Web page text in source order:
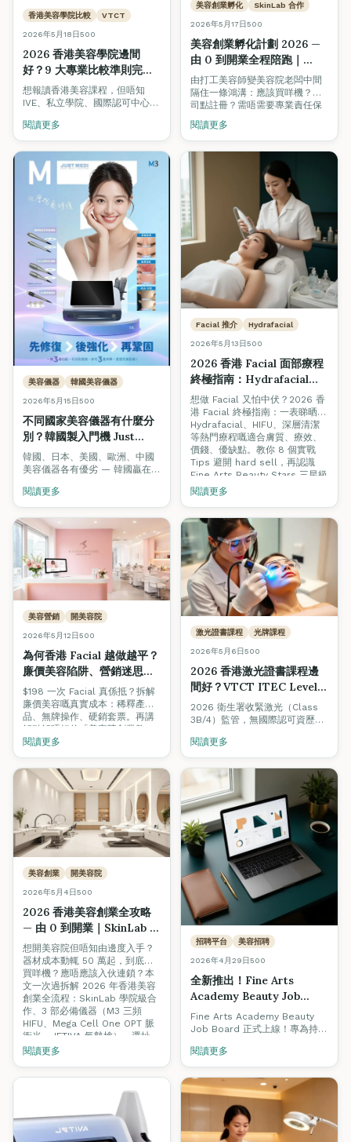
香港美容學院比較 VTCT
2026年5月18日500
2026 香港美容學院邊間
好？9 大專業比較準則完整
指南（VTCT・ITEC・
TQUK 認證學院實用對照）
想報讀香港美容課程，但唔知
IVE、私立學院、國際認可中心之
則（國際認證、班級規模、考試
合格率、光牌可否、就業支援、
韓國證書、價格透明度、開課保
證、教學語言）幫你建立揀學院
嘅完整框架，並附上 Fine Arts
International Academy 嘅實際
數據作對照參考。
閱讀更多
美容創業孵化 SkinLab 合作
2026年5月17日500
美容創業孵化計劃 2026 —
由 0 到開業全程陪跑｜
SkinLab 贊助・Fine Arts
Academy 認可
由打工美容師變美容院老闆中間
隔住一條鴻溝：應該買咩機？公
司點註冊？需唔需要專業責任保
險？租邊區先有客？我哋全新推
出嘅「美容創業孵化計劃」由
SkinLab 贊助器材優惠，Fine
由器材採購、公司註冊、商業保
險、選址，到客源建立全程陪
閱讀更多
美容儀器 韓國美容儀器
2026年5月15日500
不同國家美容儀器有什麼分
別？韓國製入門機 Just
Medi M3 為什麼最適合香
港女生和小本美容院？
韓國、日本、美國、歐洲、中國
美容儀器各有優劣 — 韓國贏在
佳平衡。深入評測韓國製 Just
Medi M3 三合一入門機（雙頻聲
波 + HIFU + RF），點解最啱香
港女生同小本美容院。
閱讀更多
Facial 推介 Hydrafacial
2026年5月13日500
2026 香港 Facial 面部療程
終極指南：Hydrafacial、
HIFU、深層清潔邊個適合
你？+ 避開 Hard Sell 美容
院實戰 Tips
想做 Facial 又怕中伏？2026 香
港 Facial 終極指南：一表睇晒
Hydrafacial、HIFU、深層清潔
等熱門療程嘅適合膚質、療效、
價錢、優缺點。教你 8 個實戰
Tips 避開 hard sell，再認識
Fine Arts Beauty Stars 三星級
美容院認證制度，揀店唔再靠彩
數。
閱讀更多
美容營銷 開美容院
2026年5月12日500
為何香港 Facial 越做越平？
廉價美容陷阱、營銷迷思與
如何選擇值得信任的美容院
（2026 完整指南）
$198 一次 Facial 真係抵？拆解
廉價美容嘅真實成本：稀釋產
品、無牌操作、硬銷套票。再講
解點解唔好信「美容院創業教
練」（利益衝突太明顯），以及
零franchise的官方指南 — Fine
Arts Beauty Stars。
閱讀更多
激光證書課程 光牌課程
2026年5月6日500
2026 香港激光證書課程邊
間好？VTCT ITEC Level 4
光牌完全攻略 + Mega Cell
One 實機教學
2026 衛生署收緊激光（Class
3B/4）監管，無國際認可資歷的
清香港激光證書課程邊間好、
VTCT ITEC Level 4 點解係黃金
標準、$9999 限時優惠、加埋
Mega Cell One 真機實操（OPT
平頂脈衝、7 種濾光片、藍寶石
-3°C 冰點冷凍）— 由零基礎到
考牌、入行、開店一文搞掂。
閱讀更多
美容創業 開美容院
2026年5月4日500
2026 香港美容創業全攻略
— 由 0 到開業｜SkinLab 器
材合作、3 部必備機、選址
（附 5 月 18 日 Open Day
報名）
想開美容院但唔知由邊度入手？
器材成本動輒 50 萬起，到底要
買咩機？應唔應該入伙連鎖？本
文一次過拆解 2026 年香港美容
創業全流程：SkinLab 學院級合
作、3 部必備儀器（M3 三頻
HIFU、Mega Cell One OPT 脈
衝光、JETIVA 氣墊槍）、選址、
客源建立。5/18 Open Day 報名
閱讀更多
招聘平台 美容招聘
2026年4月29日500
全新推出！Fine Arts
Academy Beauty Job
Board 正式上線 — 2026 香
港美容招聘指南 + 求職必備
資格全攻略
Fine Arts Academy Beauty
Job Board 正式上線！專為持有
優質僱主而設。本文同步附上
2026 香港美容招聘熱門關鍵
字、入職資格、薪酬範圍與職涯
升級全攻略。
閱讀更多